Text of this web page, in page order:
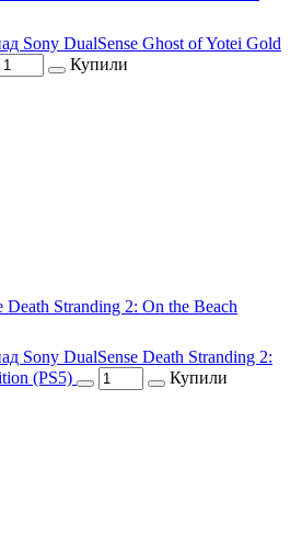
Sony DualSense Ghost of Yotei Gold
Купили
Stranding 2: On the Beach
Sony DualSense Death Stranding 2:
(PS5)
Купили